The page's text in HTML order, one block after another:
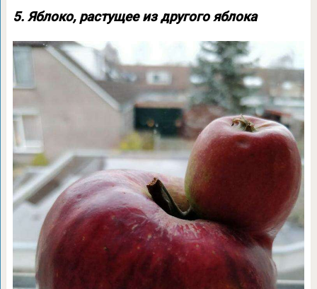
5. Яблоко, растущее из другого яблока